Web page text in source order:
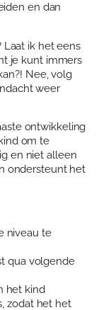
en dan
Laat ik het eens
je kunt immers
Nee, volg
weer
ontwikkeling
om te
en niet alleen
ondersteunt het
niveau te
qua volgende
het kind
zodat het het